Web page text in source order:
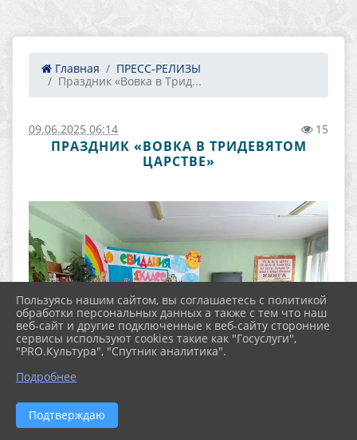
Главная
ПРЕСС-РЕЛИЗЫ
Праздник «Вовка в Трид...
09.06.2025 06:14 15
ПРАЗДНИК «ВОВКА В ТРИДЕВЯТОМ
ЦАРСТВЕ»
Пользуясь нашим сайтом, вы соглашаетесь с политикой
обработки персональных данных а также с тем что наш
веб-сайт и другие подключенные к веб-сайту сторонние
сервисы используют cookies такие как "Госуслуги",
"PRO.Культура", "Спутник аналитика".
Подробнее
Подтверждаю